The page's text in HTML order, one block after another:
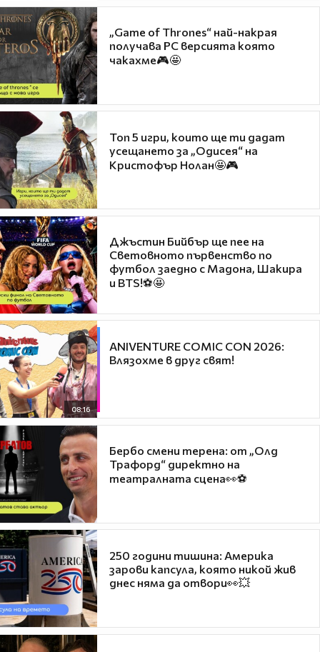
„Game of Thrones“ най-накрая
получава PC версията която
чакахме🎮🤩
Топ 5 игри, които ще ти дадат
усещането за „Одисея“ на
Кристофър Нолан🤩🎮
Джъстин Бийбър ще пее на
Световното първенство по
футбол заедно с Мадона, Шакира
и BTS!⚽🤩
08:16
ANIVENTURE COMIC CON 2026:
Влязохме в друг свят!
Бербо смени терена: от „Олд
Трафорд“ директно на
театралната сцена👀⚽
250 години тишина: Америка
зарови капсула, която никой жив
днес няма да отвори👀💥